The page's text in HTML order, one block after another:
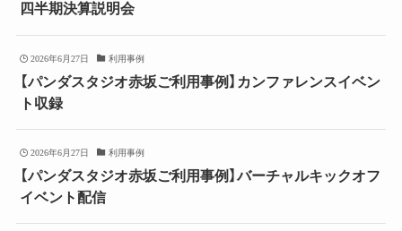
四半期決算説明会
2026年6月27日 利用事例
【パンダスタジオ赤坂ご利用事例】カンファレンスイベン
ト収録
2026年6月27日 利用事例
【パンダスタジオ赤坂ご利用事例】バーチャルキックオフ
イベント配信